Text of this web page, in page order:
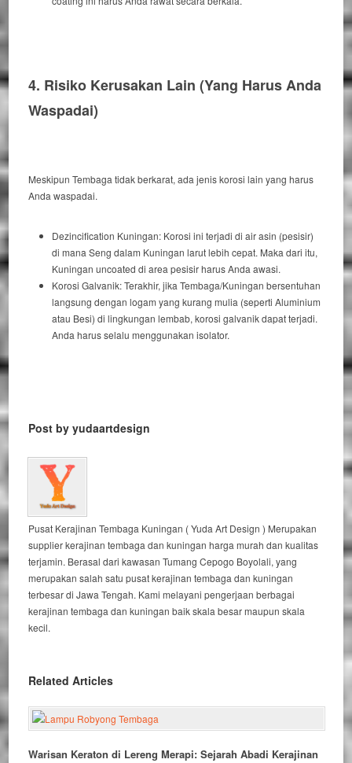
4. Risiko Kerusakan Lain (Yang Harus Anda
Waspadai)
Meskipun Tembaga tidak berkarat, ada jenis korosi lain yang harus
Anda waspadai.
Dezincification Kuningan: Korosi ini terjadi di air asin (pesisir)
di mana Seng dalam Kuningan larut lebih cepat. Maka dari itu,
Kuninganuncoated di area pesisir harus Anda awasi.
Korosi Galvanik:Terakhir, jika Tembaga/Kuningan bersentuhan
langsung dengan logam yang kurang mulia (seperti Aluminium
atau Besi) di lingkungan lembab, korosi galvanik dapat terjadi.
Anda harus selalu menggunakan isolator.
Post by yudaartdesign
Pusat Kerajinan Tembaga Kuningan ( Yuda Art Design ) Merupakan
supplier kerajinan tembaga dan kuningan harga murah dan kualitas
terjamin. Berasal dari kawasan Tumang Cepogo Boyolali, yang
merupakan salah satu pusat kerajinan tembaga dan kuningan
terbesar di Jawa Tengah. Kami melayani pengerjaan berbagai
kerajinan tembaga dan kuningan baik skala besar maupun skala
kecil.
Related Articles
Warisan Keraton di Lereng Merapi: Sejarah Abadi Kerajinan